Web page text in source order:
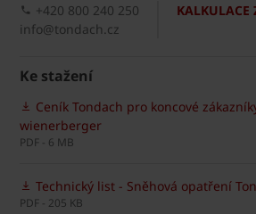
KALKULACE
+420 800 240 250
info@tondach.cz
Ke stažení
Ceník Tondach pro koncové
wienerberger
PDF - 6 MB
Technický list - Sněhová opatření
PDF - 205 KB